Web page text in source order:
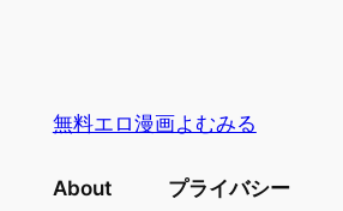
無料エロ漫画よむみる
About プライバシー